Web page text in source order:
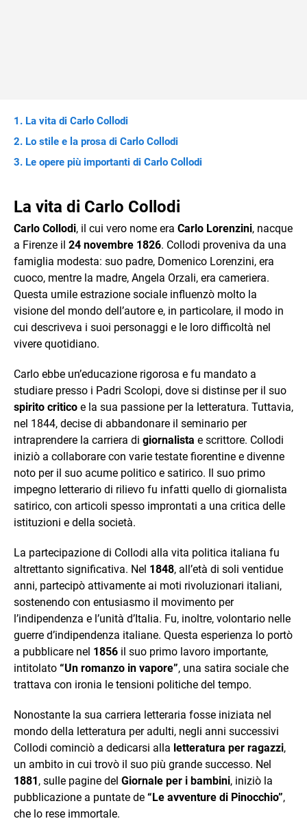
La vita di Carlo Collodi
Lo stile e la prosa di Carlo Collodi
Le opere più importanti di Carlo Collodi
La vita di Carlo Collodi
Carlo Collodi, il cui vero nome era Carlo Lorenzini, nacque
a Firenze il 24 novembre 1826. Collodi proveniva da una
famiglia modesta: suo padre, Domenico Lorenzini, era
cuoco, mentre la madre, Angela Orzali, era cameriera.
Questa umile estrazione sociale influenzò molto la
visione del mondo dell’autore e, in particolare, il modo in
cui descriveva i suoi personaggi e le loro difficoltà nel
vivere quotidiano.
Carlo ebbe un’educazione rigorosa e fu mandato a
studiare presso i Padri Scolopi, dove si distinse per il suo
spirito critico e la sua passione per la letteratura. Tuttavia,
nel 1844, decise di abbandonare il seminario per
intraprendere la carriera di giornalista e scrittore. Collodi
iniziò a collaborare con varie testate fiorentine e divenne
noto per il suo acume politico e satirico. Il suo primo
impegno letterario di rilievo fu infatti quello di giornalista
satirico, con articoli spesso improntati a una critica delle
istituzioni e della società.
La partecipazione di Collodi alla vita politica italiana fu
altrettanto significativa. Nel 1848, all’età di soli ventidue
anni, partecipò attivamente ai moti rivoluzionari italiani,
sostenendo con entusiasmo il movimento per
l’indipendenza e l’unità d’Italia. Fu, inoltre, volontario nelle
guerre d’indipendenza italiane. Questa esperienza lo portò
a pubblicare nel 1856 il suo primo lavoro importante,
intitolato “Un romanzo in vapore”, una satira sociale che
trattava con ironia le tensioni politiche del tempo.
Nonostante la sua carriera letteraria fosse iniziata nel
mondo della letteratura per adulti, negli anni successivi
Collodi cominciò a dedicarsi alla letteratura per ragazzi,
un ambito in cui trovò il suo più grande successo. Nel
1881, sulle pagine del Giornale per i bambini, iniziò la
pubblicazione a puntate de “Le avventure di Pinocchio”,
che lo rese immortale.